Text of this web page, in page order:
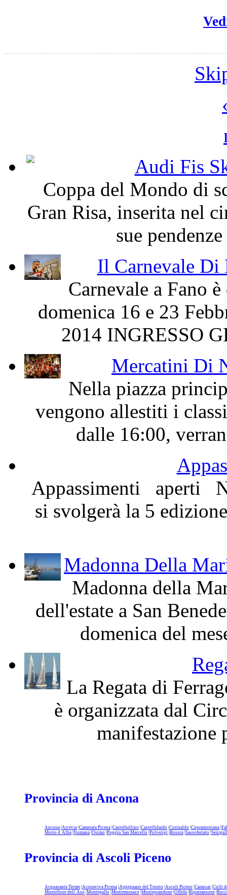
Audi Fis
Coppa del Mondo di
Gran Risa, inserita nel
sue
Il Carnevale
Carnevale a Fano
domenica 16 e 23
2014 INGRESSO
Mercatini Di
Nella piazza
vengono allestiti i
dalle 16:00,
Appassimenti aperti
si svolgerà la 5
Madonna Della
Madonna della
dell'estate a San
domenica del
La Regata di
è organizzata dal
manifestazione
Provincia di Ancona
Ancona Arcevia Camerata Picena Castelbellino Castelfidardo Corinaldo Cupramontana
Morro d`Alba Numana Osimo Poggio San Marcello Polverigi Rosora Sassoferrato
Provincia di Ascoli Piceno
Acquasanta Terme Acquaviva Picena Appignano del Tronto Ascoli Piceno Carassai Colli
Montefiore dell`Aso Montegallo Montemonaco Monteprandone Offida Ripatransone